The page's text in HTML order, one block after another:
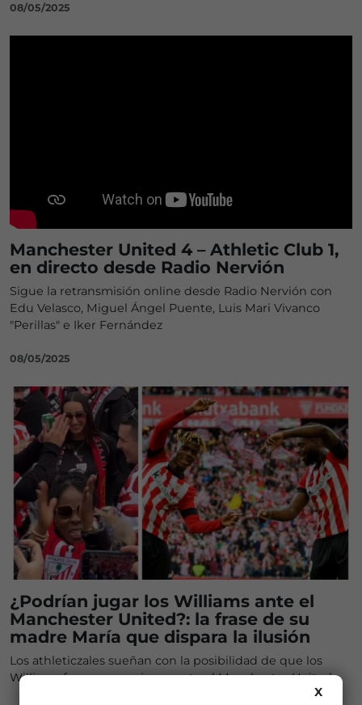
08/05/2025
Manchester United 4 – Athletic Club 1,
en directo desde Radio Nervión
Sigue la retransmisión online desde Radio Nervión con
Edu Velasco, Miguel Ángel Puente, Luis Mari Vivanco
"Perillas" e Iker Fernández
08/05/2025
¿Podrían jugar los Williams ante el
Manchester United?: la frase de su
madre María que dispara la ilusión
Los athleticzales sueñan con la posibilidad de que los
Williams fuercen para jugar ante el Manchester United
X